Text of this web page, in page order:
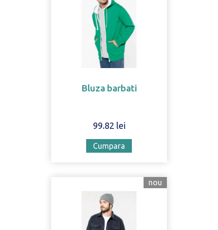
Bluza barbati
99.82 lei
Cumpara
nou